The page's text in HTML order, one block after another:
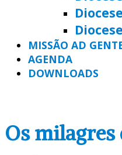
MISSÃO AD
AGENDA
DOWNLOADS
Os milagres